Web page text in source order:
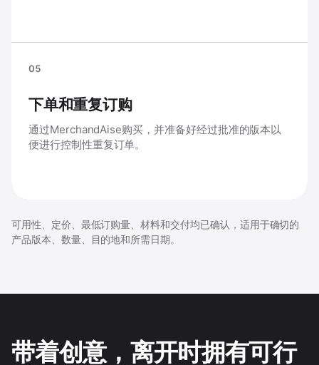
05
下单和重复订购
通过MerchandAise购买，并准备好经过批准的版本以
便进行控制性重复订单。
可用性、定价、最低订购量、材料和交付均已确认，适用于确切的
产品版本、数量、目的地和所需日期。
带着创意，离开时拥有可行